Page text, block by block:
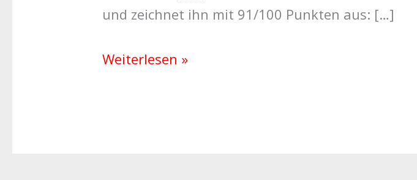
und zeichnet ihn mit 91/100 Punkten aus: […]
Weiterlesen »